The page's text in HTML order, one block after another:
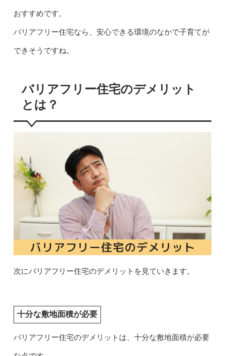
おすすめです。
バリアフリー住宅なら、安心できる環境のなかで子育てが
できそうですね。
バリアフリー住宅のデメリット
とは？
次にバリアフリー住宅のデメリットを見ていきます。
十分な敷地面積が必要
バリアフリー住宅のデメリットは、十分な敷地面積が必要